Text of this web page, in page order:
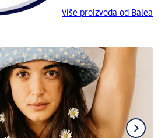
Više proizvoda od Balea